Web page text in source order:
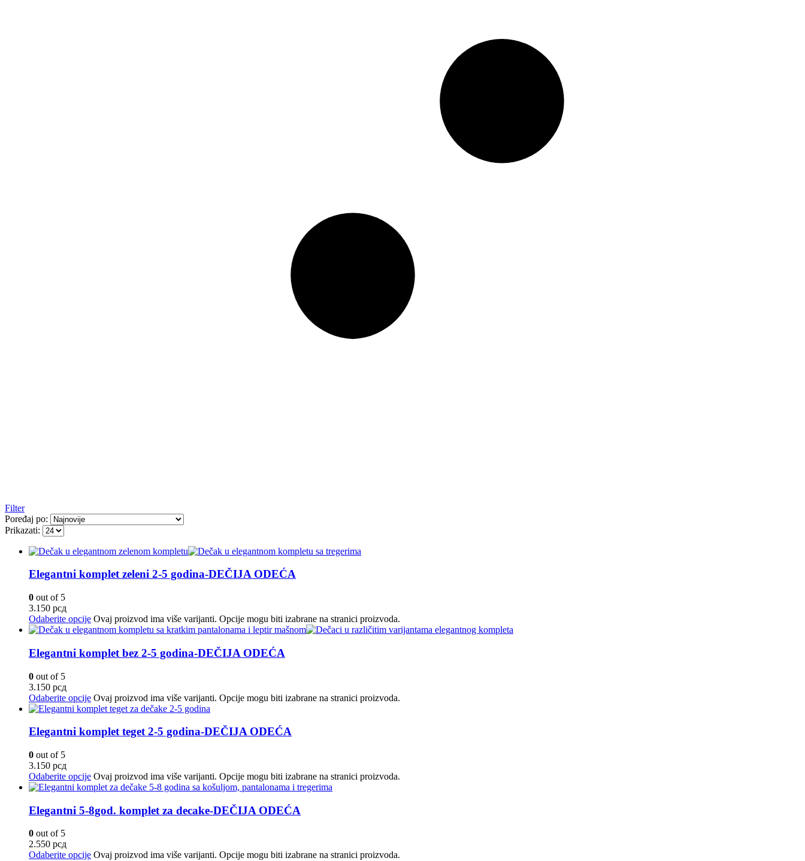
Filter
Poređaj po:
Prikazati:
Elegantni komplet zeleni 2-5 godina-DEČIJA ODEĆA
0 out of 5
3.150 рсд
Odaberite opcije Ovaj proizvod ima više varijanti. Opcije mogu biti izabrane na stranici proizvoda.
Elegantni komplet bez 2-5 godina-DEČIJA ODEĆA
0 out of 5
3.150 рсд
Odaberite opcije Ovaj proizvod ima više varijanti. Opcije mogu biti izabrane na stranici proizvoda.
Elegantni komplet teget 2-5 godina-DEČIJA ODEĆA
0 out of 5
3.150 рсд
Odaberite opcije Ovaj proizvod ima više varijanti. Opcije mogu biti izabrane na stranici proizvoda.
Elegantni 5-8god. komplet za decake-DEČIJA ODEĆA
0 out of 5
2.550 рсд
Odaberite opcije Ovaj proizvod ima više varijanti. Opcije mogu biti izabrane na stranici proizvoda.